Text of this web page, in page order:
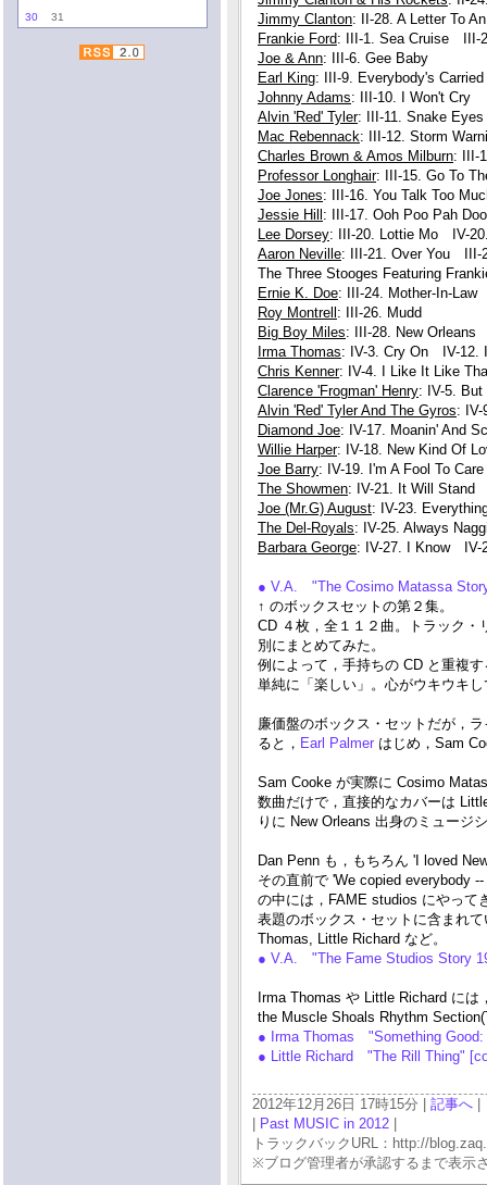
30
31
Jimmy Clanton: II-28. A Letter To
Frankie Ford: III-1. Sea Cruise III-
Joe & Ann: III-6. Gee Baby
Earl King: III-9. Everybody's Carried
Johnny Adams: III-10. I Won't Cry
Alvin 'Red' Tyler: III-11. Snake Eyes
Mac Rebennack: III-12. Storm
Charles Brown & Amos Milburn: III-
Professor Longhair: III-15. Go To
Joe Jones: III-16. You Talk Too
Jessie Hill : III-17. Ooh Poo Pah
Lee Dorsey: III-20. Lottie Mo IV-
Aaron Neville: III-21. Over You III-
The Three Stooges Featuring
Ernie K. Doe: III-24. Mother-In-
Roy Montrell : III-26. Mudd
Big Boy Miles: III-28. New Orleans
Irma Thomas: IV-3. Cry On IV-12.
Chris Kenner: IV-4. I Like It Like
Clarence 'Frogman' Henry: IV-5.
Alvin 'Red' Tyler And The Gyros:
Diamond Joe: IV-17. Moanin' And
Willie Harper: IV-18. New Kind Of
Joe Barry: IV-19. I'm A Fool To Care
The Showmen: IV-21. It Will Stand
Joe (Mr.G) August: IV-23.
The Del-Royals: IV-25. Always
Barbara George: IV-27. I Know IV-
● V.A. "The Cosimo Matassa
↑ のボックスセットの第２集。
CD ４枚，全１１２曲。トラック
別にまとめてみた。
例によって，手持ちの CD と重複
単純に「楽しい」。心がウキウキ
廉価盤のボックス・セットだが，
ると， Earl Palmer はじめ，Sam
Sam Cooke が実際に Cosimo
数曲だけで，直接的なカバーは
りに New Orleans 出身のミュージ
Dan Penn も，もちろん 'I loved
その直前で 'We copied everybody
の中には，FAME studios にやって
表題のボックス・セットに含まれ
Thomas, Little Richard など。
● V.A. "The Fame Studios Story
Irma Thomas や Little Richard に
the Muscle Shoals Rhythm
● Irma Thomas "Something
● Little Richard "The Rill Thing"
2012年12月26日 17時15分 | 記事へ
Past MUSIC in 2012
トラックバックURL：http://
※ブログ管理者が承認するまで表示